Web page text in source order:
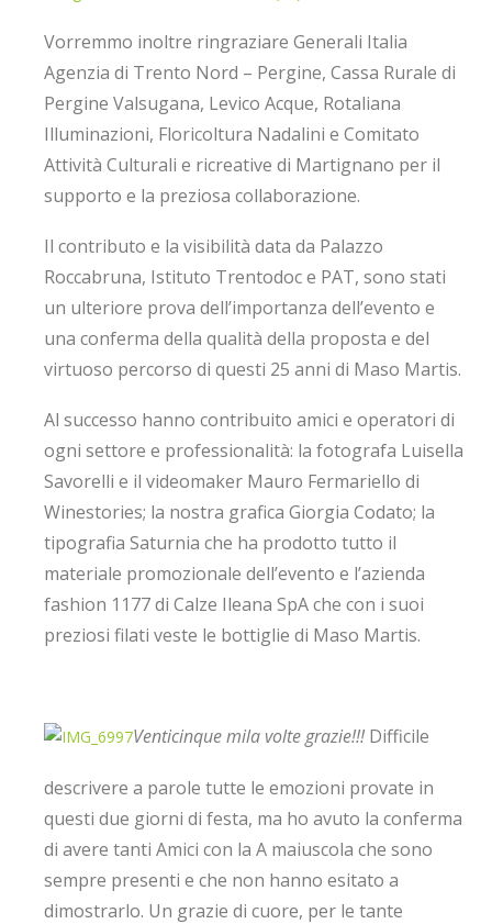
Vorremmo inoltre ringraziare Generali Italia
Agenzia di Trento Nord – Pergine, Cassa Rurale di
Pergine Valsugana, Levico Acque, Rotaliana
Illuminazioni, Floricoltura Nadalini e Comitato
Attività Culturali e ricreative di Martignano per il
supporto e la preziosa collaborazione.
Il contributo e la visibilità data da Palazzo
Roccabruna, Istituto Trentodoc e PAT, sono stati
un ulteriore prova dell’importanza dell’evento e
una conferma della qualità della proposta e del
virtuoso percorso di questi 25 anni di Maso Martis.
Al successo hanno contribuito amici e operatori di
ogni settore e professionalità: la fotografa Luisella
Savorelli e il videomaker Mauro Fermariello di
Winestories; la nostra grafica Giorgia Codato; la
tipografia Saturnia che ha prodotto tutto il
materiale promozionale dell’evento e l’azienda
fashion 1177 di Calze Ileana SpA che con i suoi
preziosi filati veste le bottiglie di Maso Martis.
Venticinque mila volte grazie!!!Difficile
descrivere a parole tutte le emozioni provate in
questi due giorni di festa, ma ho avuto la conferma
di avere tanti Amici con la A maiuscola che sono
sempre presenti e che non hanno esitato a
dimostrarlo. Un grazie di cuore, per le tante